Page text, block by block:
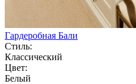
Гардеробная Бали
Стиль:
Классический
Цвет:
Белый